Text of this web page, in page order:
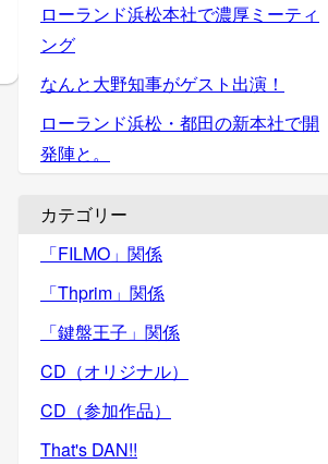
ローランド浜松本社で濃厚ミーティ
ング
なんと大野知事がゲスト出演！
ローランド浜松・都田の新本社で開
発陣と。
カテゴリー
「FILMO」関係
「Thprim」関係
「鍵盤王子」関係
CD（オリジナル）
CD（参加作品）
That's DAN!!